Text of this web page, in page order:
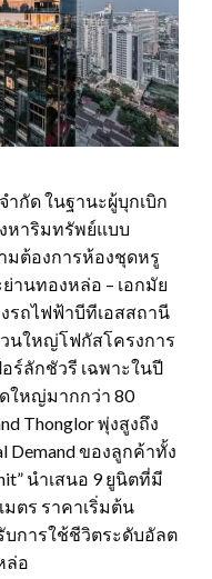
ากัด ในฐานะผู้บุกเบิก
หาริมทรัพย์แบบ
ามต้องการห้องชุดหรู
านทองหล่อ – เอกมัย
รถไฟฟ้าบีทีเอสสถานี
นใหญ่โฟกัสโครงการ
ร์ลักชัวรี เฉพาะในปี
ใหญ่มากกว่า 80
Thonglor พุ่งสูงถึง
Demand ของลูกค้าทั้ง
นำเสนอ 9 ยูนิตที่มี
ตร ราคาเริ่มต้น
บการใช้ชีวิตระดับอัลต
ล่อ